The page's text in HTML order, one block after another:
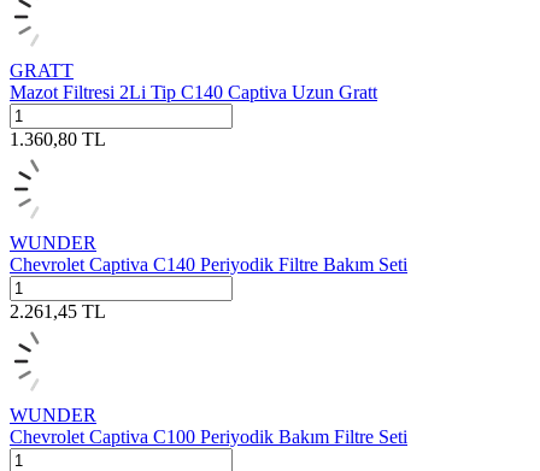
GRATT
Mazot Filtresi 2Li Tip C140 Captiva Uzun Gratt
1.360,80 TL
WUNDER
Chevrolet Captiva C140 Periyodik Filtre Bakım Seti
2.261,45 TL
WUNDER
Chevrolet Captiva C100 Periyodik Bakım Filtre Seti